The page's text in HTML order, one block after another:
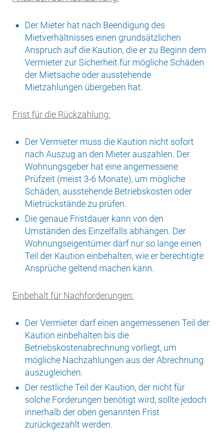
Der Mieter hat nach Beendigung des
Mietverhältnisses einen grundsätzlichen
Anspruch auf die Kaution, die er zu Beginn dem
Vermieter zur Sicherheit für mögliche Schäden
der Mietsache oder ausstehende
Mietzahlungen übergeben hat.
Frist für die Rückzahlung:
Der Vermieter muss die Kaution nicht sofort
nach Auszug an den Mieter auszahlen. Der
Wohnungsgeber hat eine angemessene
Prüfzeit (meist 3-6 Monate), um mögliche
Schäden, ausstehende Betriebskosten oder
Mietrückstände zu prüfen.
Die genaue Fristdauer kann von den
Umständen des Einzelfalls abhängen. Der
Wohnungseigentümer darf nur so lange einen
Teil der Kaution einbehalten, wie er berechtigte
Ansprüche geltend machen kann.
Einbehalt für Nachforderungen:
Der Vermieter darf einen angemessenen Teil der
Kaution einbehalten bis die
Betriebskostenabrechnung vorliegt, um
mögliche Nachzahlungen aus der Abrechnung
auszugleichen.
Der restliche Teil der Kaution, der nicht für
solche Forderungen benötigt wird, sollte jedoch
innerhalb der oben genannten Frist
zurückgezahlt werden.